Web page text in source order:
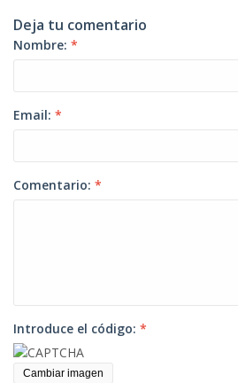
Deja tu comentario
Nombre: *
Email: *
Comentario: *
Introduce el código: *
Cambiar imagen